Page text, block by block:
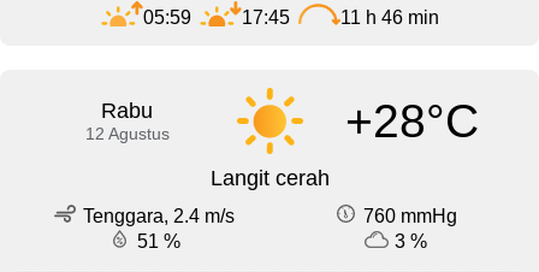
05:59 17:45 11 h 46 min
Rabu
12 Agustus +28°C
Langit cerah
Tenggara, 2.4 m/s
760 mmHg
51 %
3 %